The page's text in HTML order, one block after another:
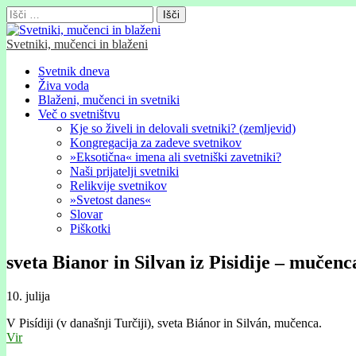
Išči:
Svetniki, mučenci in blaženi
Glavni
meni
Skip
content
Svetnik dneva
Živa voda
Blaženi, mučenci in svetniki
Več o svetništvu
Kje so živeli in delovali svetniki? (zemljevid)
Kongregacija za zadeve svetnikov
»Eksotična« imena ali svetniški zavetniki?
Naši prijatelji svetniki
Relikvije svetnikov
»Svetost danes«
Slovar
Piškotki
sveta Bianor in Silvan iz Pisidije –
10. julija
V Pisídiji (v današnji Turčiji), sveta Biánor in Silván, mučenca.
Vir